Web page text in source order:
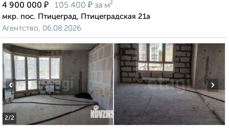
4 900 000 ₽ 105 400 ₽ за м²
мкр. пос. Птицеград, Птицеградская 21а
Агентство, 06.08.2026
2/2
‹ ›